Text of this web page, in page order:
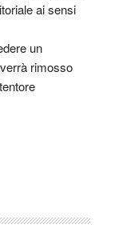
ai sensi
un
rimosso